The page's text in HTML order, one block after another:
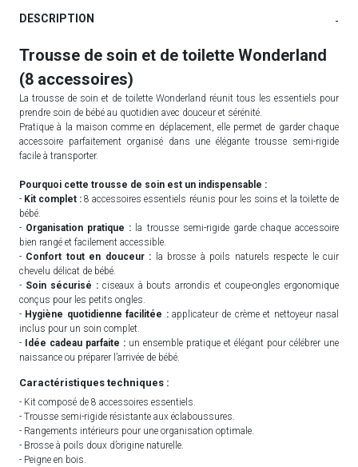
DESCRIPTION -
Trousse de soin et de toilette Wonderland
(8 accessoires)
La trousse de soin et de toilette Wonderland réunit tous les essentiels pour
prendre soin de bébé au quotidien avec douceur et sérénité.
Pratique à la maison comme en déplacement, elle permet de garder chaque
accessoire parfaitement organisé dans une élégante trousse semi-rigide
facile à transporter.
Pourquoi cette trousse de soin est un indispensable :
- Kit complet : 8 accessoires essentiels réunis pour les soins et la toilette de
bébé.
- Organisation pratique : la trousse semi-rigide garde chaque accessoire
bien rangé et facilement accessible.
- Confort tout en douceur : la brosse à poils naturels respecte le cuir
chevelu délicat de bébé.
- Soin sécurisé :ciseaux à bouts arrondis et coupe-ongles ergonomique
conçus pour les petits ongles.
- Hygiène quotidienne facilitée :applicateur de crème et nettoyeur nasal
inclus pour un soin complet.
- Idée cadeau parfaite : un ensemble pratique et élégant pour célébrer une
naissance ou préparer l’arrivée de bébé.
Caractéristiques techniques :
- Kit composé de 8 accessoires essentiels.
- Trousse semi-rigide résistante aux éclaboussures.
- Rangements intérieurs pour une organisation optimale.
- Brosse à poils doux d’origine naturelle.
- Peigne en bois.